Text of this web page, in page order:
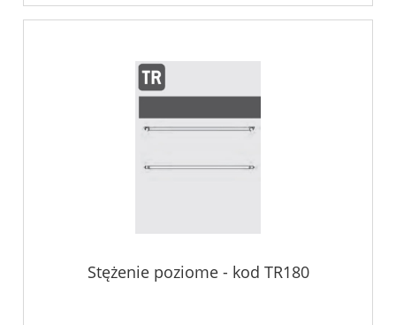
Stężenie poziome - kod TR180